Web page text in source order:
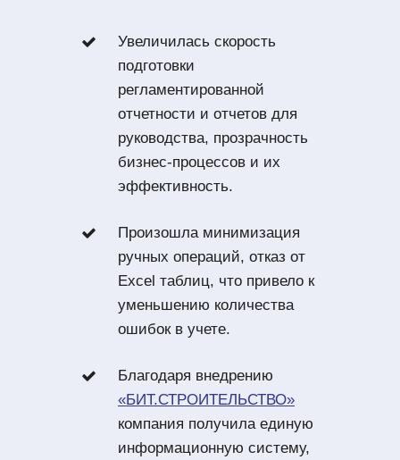
Увеличилась скорость
подготовки
регламентированной
отчетности и отчетов для
руководства, прозрачность
бизнес-процессов и их
эффективность.
Произошла минимизация
ручных операций, отказ от
Excel таблиц, что привело к
уменьшению количества
ошибок в учете.
Благодаря внедрению
«БИТ.СТРОИТЕЛЬСТВО»
компания получила единую
информационную систему,